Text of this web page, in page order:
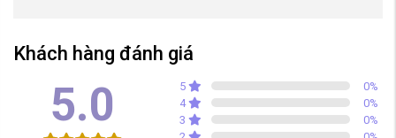
Khách hàng đánh giá
5.0 5 0%
4
0%
3
0%